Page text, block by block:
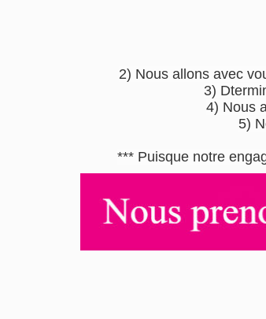
2) Nous allons avec
3)
4) Nous
5)
*** Puisque notre